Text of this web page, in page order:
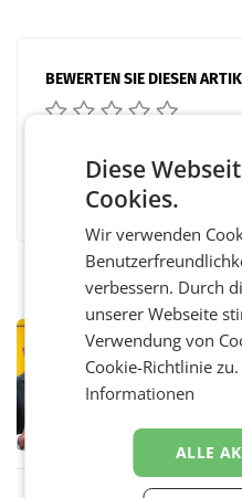
BEWERTEN SIE DIESEN
Twitter
ersten
von
einem Plus
Diese
Cookies.
Wir verwenden
verbessern. Durch
unserer Webseite
Verwendung von
Cookie-Richtlinie
Informationen
ALLE